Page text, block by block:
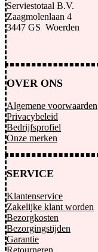
Serviestotaal B.V.
Zaagmolenlaan 4
3447 GS Woerden
OVER ONS
Algemene voorwaarden
Privacybeleid
Bedrijfsprofiel
Onze merken
SERVICE
Klantenservice
Zakelijke klant worden
Bezorgkosten
Bezorgingstijden
Garantie